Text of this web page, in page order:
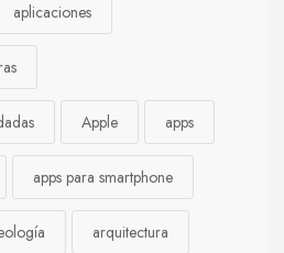
aplicaciones
Apple apps
apps para smartphone
arquitectura